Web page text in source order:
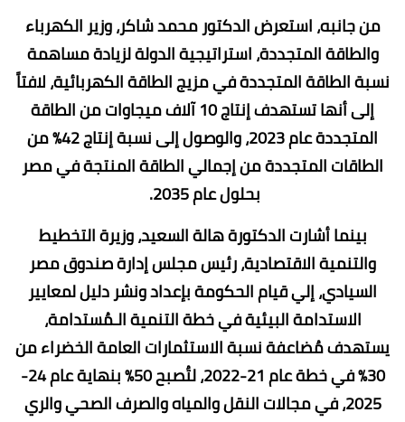
من جانبه، استعرض الدكتور محمد شاكر، وزير الكهرباء
والطاقة المتجددة، استراتيجية الدولة لزيادة مساهمة
نسبة الطاقة المتجددة في مزيج الطاقة الكهربائية، لافتاً
إلى أنها تستهدف إنتاج 10 آلاف ميجاوات من الطاقة
المتجددة عام 2023، والوصول إلى نسبة إنتاج 42% من
الطاقات المتجددة من إجمالي الطاقة المنتجة في مصر
بحلول عام 2035.
بينما أشارت الدكتورة هالة السعيد، وزيرة التخطيط
والتنمية الاقتصادية، رئيس مجلس إدارة صندوق مصر
السيادي، إلي قيام الحكومة بإعداد ونشر دليل لمعايير
الاستدامة البيئية في خطة التنمية الـمُستدامة،
يستهدف مُضاعفة نسبة الاستثمارات العامة الخضراء من
30% في خطة عام 21-2022، لتُصبح 50% بنهاية عام 24-
2025، في مجالات النقل والمياه والصرف الصحي والري